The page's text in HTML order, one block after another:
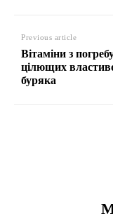
Previous article
Вітаміни з
цілющих
буряка